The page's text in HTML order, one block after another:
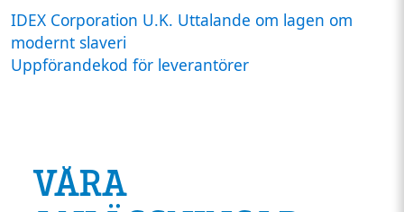
IDEX Corporation U.K. Uttalande om lagen om
modernt slaveri
Uppförandekod för leverantörer
VÅRA